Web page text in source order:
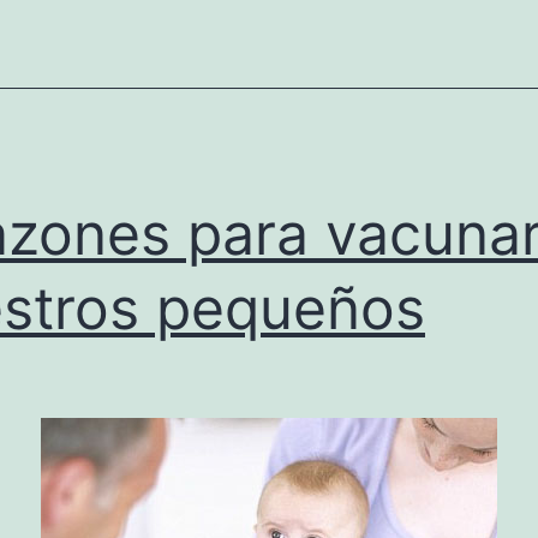
para
pequeños